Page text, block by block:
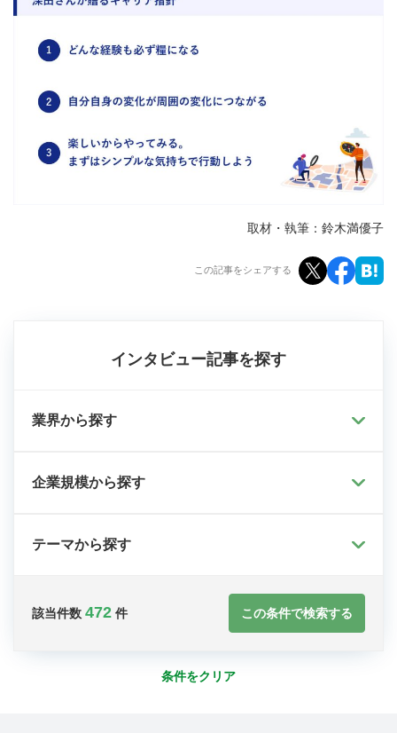
取材・執筆：鈴木満優子
この記事をシェアする
インタビュー記事を探す
業界から探す
企業規模から探す
テーマから探す
該当件数 472 件 この条件で検索する
条件をクリア